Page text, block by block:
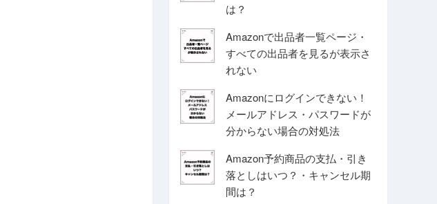
は？
Amazonで出品者一覧ページ・
すべての出品者を見るが表示さ
れない
Amazonにログインできない！
メールアドレス・パスワードが
分からない場合の対処法
Amazon予約商品の支払・引き
落としはいつ？・キャンセル期
間は？